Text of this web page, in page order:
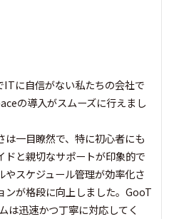
に自信がない私たちの会社で
の導入がスムーズに行えまし
は一目瞭然で、特に初心者にも
ドと親切なサポートが印象的で
やスケジュール管理が効率化さ
ンが格段に向上しました。GooT
は迅速かつ丁寧に対応してく